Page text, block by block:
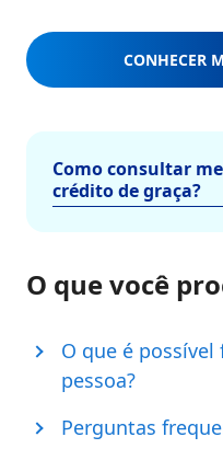
CONHECER
Como consultar
crédito de graça?
O que você
O que é possível
pessoa?
Perguntas